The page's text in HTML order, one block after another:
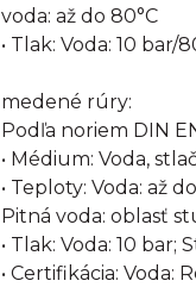
voda: až do 80°C
• Tlak: Voda: 10 bar/
medené rúry:
Podľa noriem DIN
• Médium: Voda,
• Teploty: Voda: až
Pitná voda: oblasť
• Tlak: Voda: 10
• Certifikácia: Voda: